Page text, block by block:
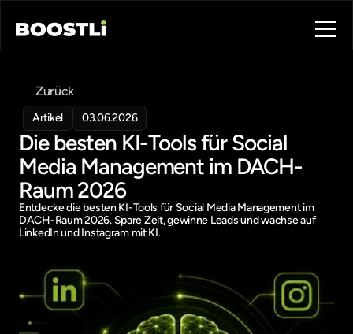
Home
Contact
About
Book a call
Book a call
Zurück
Artikel 03.06.2026
Die besten KI-Tools für Social
Media Management im DACH-
Raum 2026
Entdecke die besten KI-Tools für Social Media Management im
DACH-Raum 2026. Spare Zeit, gewinne Leads und wachse auf
LinkedIn und Instagram mit KI.